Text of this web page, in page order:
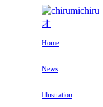
Home
News
Illustration